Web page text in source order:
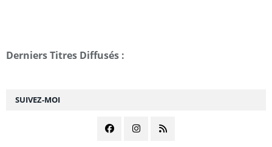
SUIVEZ-MOI
Derniers Titres Diffusés :